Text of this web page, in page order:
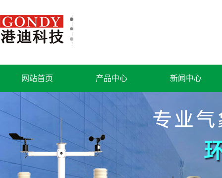
网站首页 产品中心 新闻中心